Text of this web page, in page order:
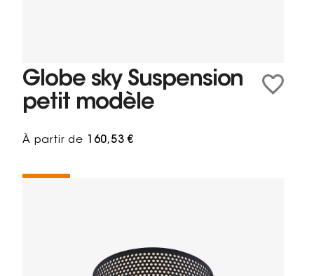
Globe sky Suspension
petit modèle
À partir de 160,53 €